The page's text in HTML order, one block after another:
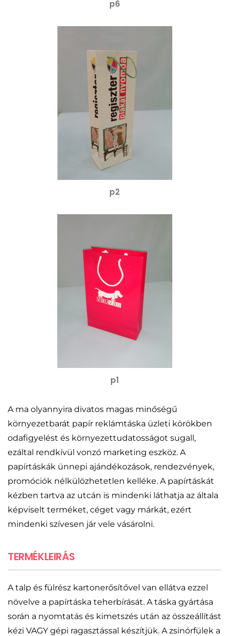
p6
p2
p1
A ma olyannyira divatos magas minőségű
környezetbarát papír reklámtáska üzleti körökben
odafigyelést és környezettudatosságot sugall,
ezáltal rendkívül vonzó marketing eszköz. A
papírtáskák ünnepi ajándékozások, rendezvények,
promóciók nélkülözhetetlen kelléke. A papírtáskát
kézben tartva az utcán is mindenki láthatja az általa
képviselt terméket, céget vagy márkát, ezért
mindenki szívesen jár vele vásárolni.
TERMÉKLEIRÁS
A talp és fülrész kartonerősítővel van ellátva ezzel
növelve a papírtáska teherbírását. A táska gyártása
során a nyomtatás és kimetszés után az összeállítást
kézi VAGY gépi ragasztással készítjük. A zsinórfülek a